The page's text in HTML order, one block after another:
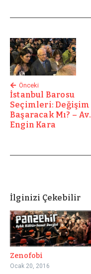
Önceki
İstanbul Barosu
Seçimleri: Değişim
Başaracak Mı? – Av.
Engin Kara
İlginizi Çekebilir
Zenofobi
Ocak 20, 2016